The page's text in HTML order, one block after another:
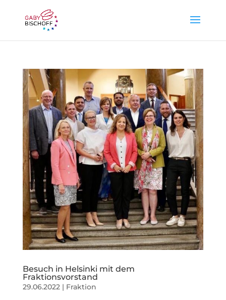
Besuch in Helsinki mit dem
Fraktionsvorstand
29.06.2022| Fraktion